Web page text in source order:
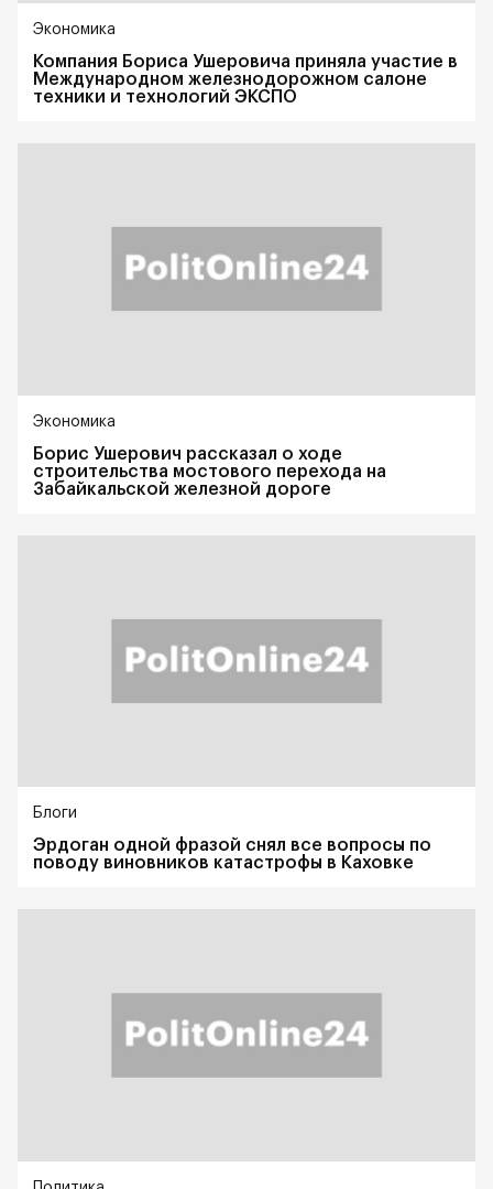
Экономика
Компания Бориса Ушеровича приняла участие в
Международном железнодорожном салоне
техники и технологий ЭКСПО
Экономика
Борис Ушерович рассказал о ходе
строительства мостового перехода на
Забайкальской железной дороге
Блоги
Эрдоган одной фразой снял все вопросы по
поводу виновников катастрофы в Каховке